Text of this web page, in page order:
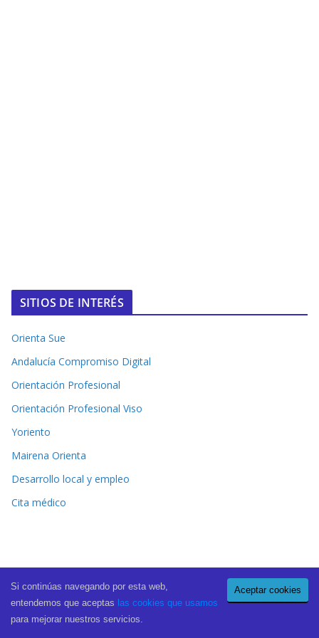
SITIOS DE INTERÉS
Orienta Sue
Andalucía Compromiso Digital
Orientación Profesional
Orientación Profesional Viso
Yoriento
Mairena Orienta
Desarrollo local y empleo
Cita médico
Copyright © 2026El Periódico de Mairena
. All rights reserved.
Theme:
ColorMag Pro by ThemeGrill. Powered by
Aceptar cookies
Si continúas navegando por esta web,
entendemos que aceptas las cookies que usamos
para mejorar nuestros servicios.